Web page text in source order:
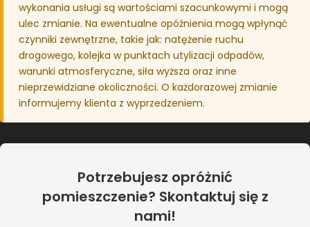
wykonania usługi są wartościami szacunkowymi i mogą
ulec zmianie. Na ewentualne opóźnienia mogą wpłynąć
czynniki zewnętrzne, takie jak: natężenie ruchu
drogowego, kolejka w punktach utylizacji odpadów,
warunki atmosferyczne, siła wyższa oraz inne
nieprzewidziane okoliczności. O każdorazowej zmianie
informujemy klienta z wyprzedzeniem.
Potrzebujesz opróżnić
pomieszczenie? Skontaktuj się z
nami!